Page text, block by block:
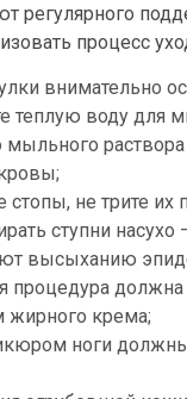
регулярного
процесс
внимательно
теплую воду для
стопы, не трите их
ступни насухо
высыханию
процедура
жирного крема;
ноги